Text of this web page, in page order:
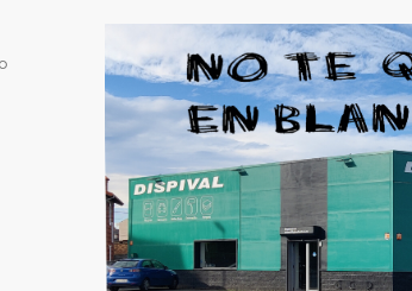
LD6G/5A CEDAR
GREEN
158.47 €
100 en stock
LH5G/J5 MEDIUM
BLUE
158.47 €
100 en stock